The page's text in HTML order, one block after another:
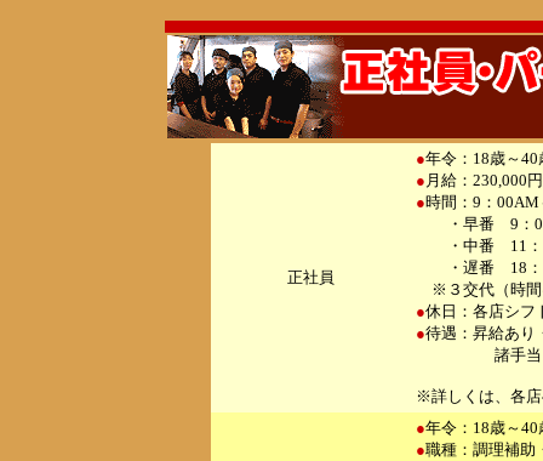
正社員
●年令：18歳～
● 月給：230,000
●時間：9：
・早番 9：00
・中番 11：
・遅番 18
※３交代（時間
●休日：各店シフ
●待遇：昇給あり
諸手当・車通
※詳しくは、各
●年令：18歳～
●職種：調理補助